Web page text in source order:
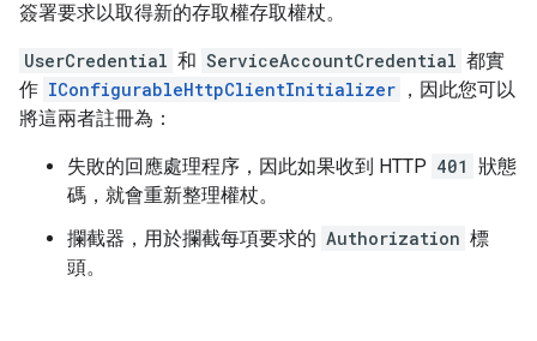
簽署要求以取得新的存取權存取權杖。
UserCredential 和 ServiceAccountCredential 都實
作 IConfigurableHttpClientInitializer ，因此您可以
將這兩者註冊為：
失敗的回應處理程序，因此如果收到 HTTP 401 狀態
碼，就會重新整理權杖。
攔截器，用於攔截每項要求的 Authorization 標
頭。